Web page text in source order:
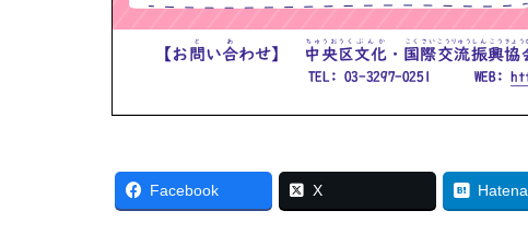
Facebook X Hatena